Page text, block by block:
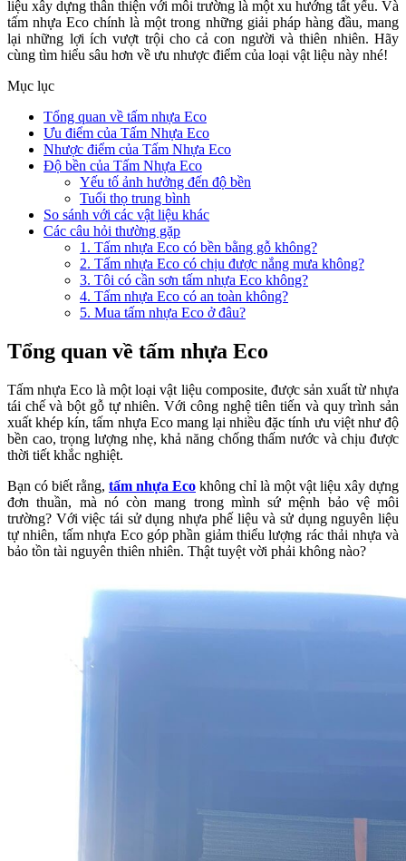
liệu xây dựng thân thiện với môi trường là một xu hướng tất yếu. Và
tấm nhựa Eco chính là một trong những giải pháp hàng đầu, mang
lại những lợi ích vượt trội cho cả con người và thiên nhiên. Hãy
cùng tìm hiểu sâu hơn về ưu nhược điểm của loại vật liệu này nhé!
Mục lục
Tổng quan về tấm nhựa Eco
Ưu điểm của Tấm Nhựa Eco
Nhược điểm của Tấm Nhựa Eco
Độ bền của Tấm Nhựa Eco
Yếu tố ảnh hưởng đến độ bền
Tuổi thọ trung bình
So sánh với các vật liệu khác
Các câu hỏi thường gặp
1. Tấm nhựa Eco có bền bằng gỗ không?
2. Tấm nhựa Eco có chịu được nắng mưa không?
3. Tôi có cần sơn tấm nhựa Eco không?
4. Tấm nhựa Eco có an toàn không?
5. Mua tấm nhựa Eco ở đâu?
Tổng quan về tấm nhựa Eco
Tấm nhựa Eco là một loại vật liệu composite, được sản xuất từ nhựa
tái chế và bột gỗ tự nhiên. Với công nghệ tiên tiến và quy trình sản
xuất khép kín, tấm nhựa Eco mang lại nhiều đặc tính ưu việt như độ
bền cao, trọng lượng nhẹ, khả năng chống thấm nước và chịu được
thời tiết khắc nghiệt.
Bạn có biết rằng, tấm nhựa Eco không chỉ là một vật liệu xây dựng
đơn thuần, mà nó còn mang trong mình sứ mệnh bảo vệ môi
trường? Với việc tái sử dụng nhựa phế liệu và sử dụng nguyên liệu
tự nhiên, tấm nhựa Eco góp phần giảm thiểu lượng rác thải nhựa và
bảo tồn tài nguyên thiên nhiên. Thật tuyệt vời phải không nào?